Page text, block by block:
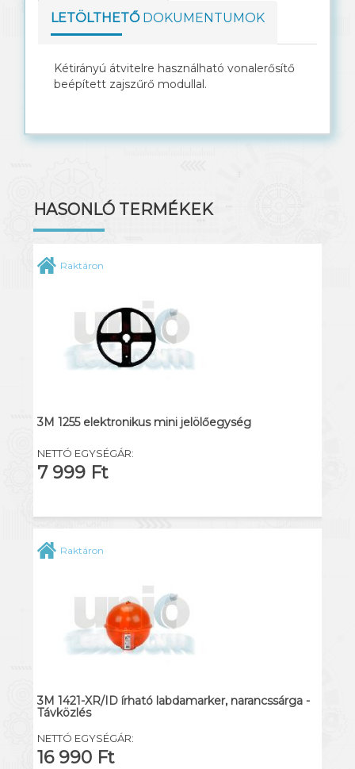
LETÖLTHETŐDOKUMENTUMOK
Kétirányú átvitelre használható vonalerősítő
beépített zajszűrő modullal.
HASONLÓ TERMÉKEK
Raktáron
3M 1255 elektronikus mini jelölőegység
NETTÓ EGYSÉGÁR:
7 999 Ft
Raktáron
3M 1421-XR/ID írható labdamarker, narancssárga -
Távközlés
NETTÓ EGYSÉGÁR:
16 990 Ft